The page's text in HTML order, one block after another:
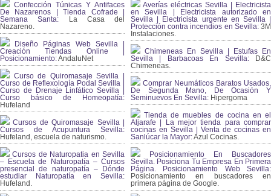
Confección Túnicas Y Antifaces
De Nazarenos | Tienda Cofrade |
Semana Santa: La Casa del
Nazareno.
Diseño Páginas Web Sevilla |
Creación Tiendas Online |
Posicionamiento:AndaluNet
Curso de Quiromasaje Sevilla |
Curso de Reflexología Podal Sevilla |
Curso de Drenaje Linfático Sevilla |
Curso básico de Homeopatía:
Hufeland
Cursos de Quiromasaje Sevilla |
Cursos de Acupuntura Sevilla:
Hufeland, escuela de naturismo.
Cursos de Naturopatia en Sevilla
– Escuela de Naturopatía – Cursos
presencial de naturopatía – Dónde
estudiar Naturopatía en Sevilla:
Hufeland.
Averías eléctricas Sevilla | Electricista
en Sevilla | Electricista autorizado en
Sevilla | Electricista urgente en Sevilla |
Protección contra incendios en Sevilla:3M
Instalaciones.
Chimeneas En Sevilla | Estufas En
Sevilla | Barbacoas En Sevilla:D&C
Chimeneas.
Comprar Neumáticos Baratos Usados,
De Segunda Mano, De Ocasión Y
Seminuevos En Sevilla: Hipergoma
Tienda de muebles de cocina en el
Aljarafe | La mejor tienda para comprar
cocinas en Sevilla | Venta de cocinas en
Sanlúcar la Mayor:Azul Cocinas.
Posicionamiento En Buscadores
Sevilla. Posiciona Tu Empresa En Primera
Página. Posicionamiento Web Sevilla:
Posicionamiento en buscadores en
primera página de Google.